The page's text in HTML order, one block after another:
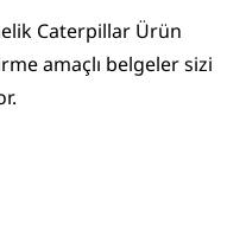
Caterpillar Ürün
amaçlı belgeler sizi